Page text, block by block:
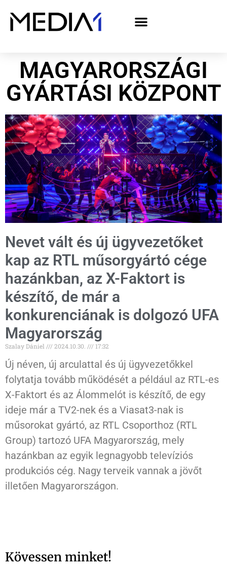
MAGYARORSZÁGI
GYÁRTÁSI KÖZPONT
Nevet vált és új ügyvezetőket
kap az RTL műsorgyártó cége
hazánkban, az X-Faktort is
készítő, de már a
konkurenciának is dolgozó UFA
Magyarország
Szalay Dániel 2024.10.30. 17:32
Új néven, új arculattal és új ügyvezetőkkel
folytatja tovább működését a például az RTL-es
X-Faktort és az Álommelót is készítő, de egy
ideje már a TV2-nek és a Viasat3-nak is
műsorokat gyártó, az RTL Csoporthoz (RTL
Group) tartozó UFA Magyarország, mely
hazánkban az egyik legnagyobb televíziós
produkciós cég. Nagy terveik vannak a jövőt
illetően Magyarországon.
Kövessen minket!